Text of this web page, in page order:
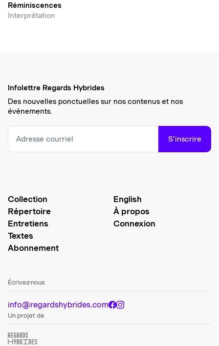
Réminiscences
Interprétation
Infolettre Regards Hybrides
Des nouvelles ponctuelles sur nos contenus et nos
événements.
S’inscrire
Collection
Répertoire
Entretiens
Textes
Abonnement
English
À propos
Connexion
Écrivez-nous
info@regardshybrides.com
Un projet de